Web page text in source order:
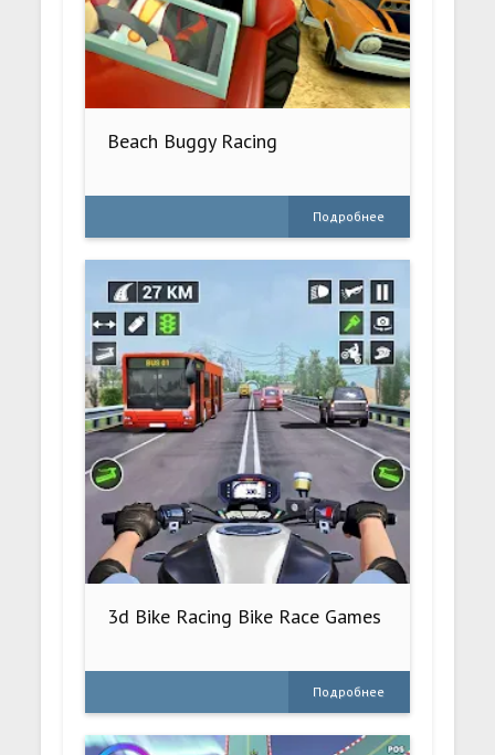
Beach Buggy Racing
Подробнее
3d Bike Racing Bike Race Games
Подробнее